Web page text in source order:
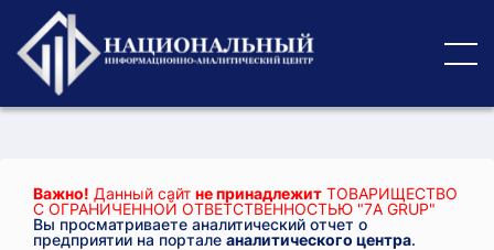
Важно! Данный сайт не принадлежит ТОВАРИЩЕСТВО
С ОГРАНИЧЕННОЙ ОТВЕТСТВЕННОСТЬЮ "7A GRUP"
Вы просматриваете аналитический отчет о
предприятии на портале аналитического центра.